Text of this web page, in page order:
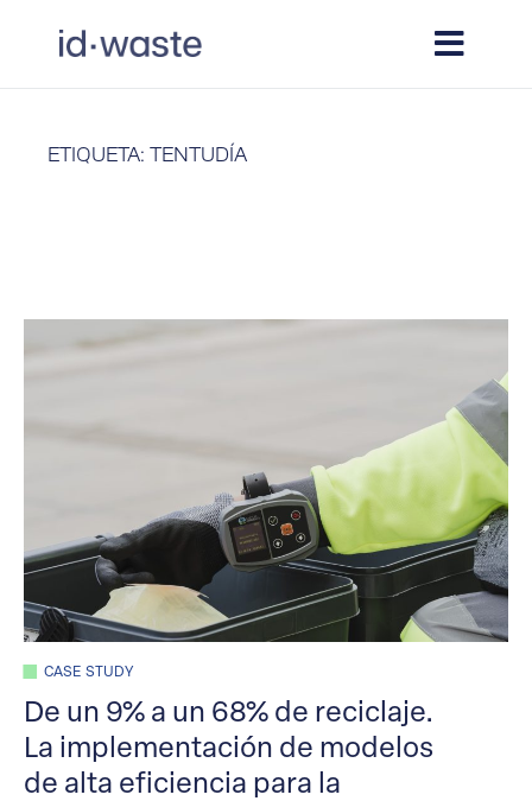
ETIQUETA: TENTUDÍA
CASE STUDY
De un 9% a un 68% de reciclaje.
La implementación de modelos
de alta eficiencia para la